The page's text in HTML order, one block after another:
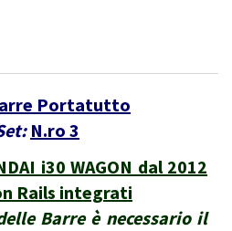
Portatutto
N.ro 3
i30 WAGON dal 2012
Rails integrati
Barre è necessario il